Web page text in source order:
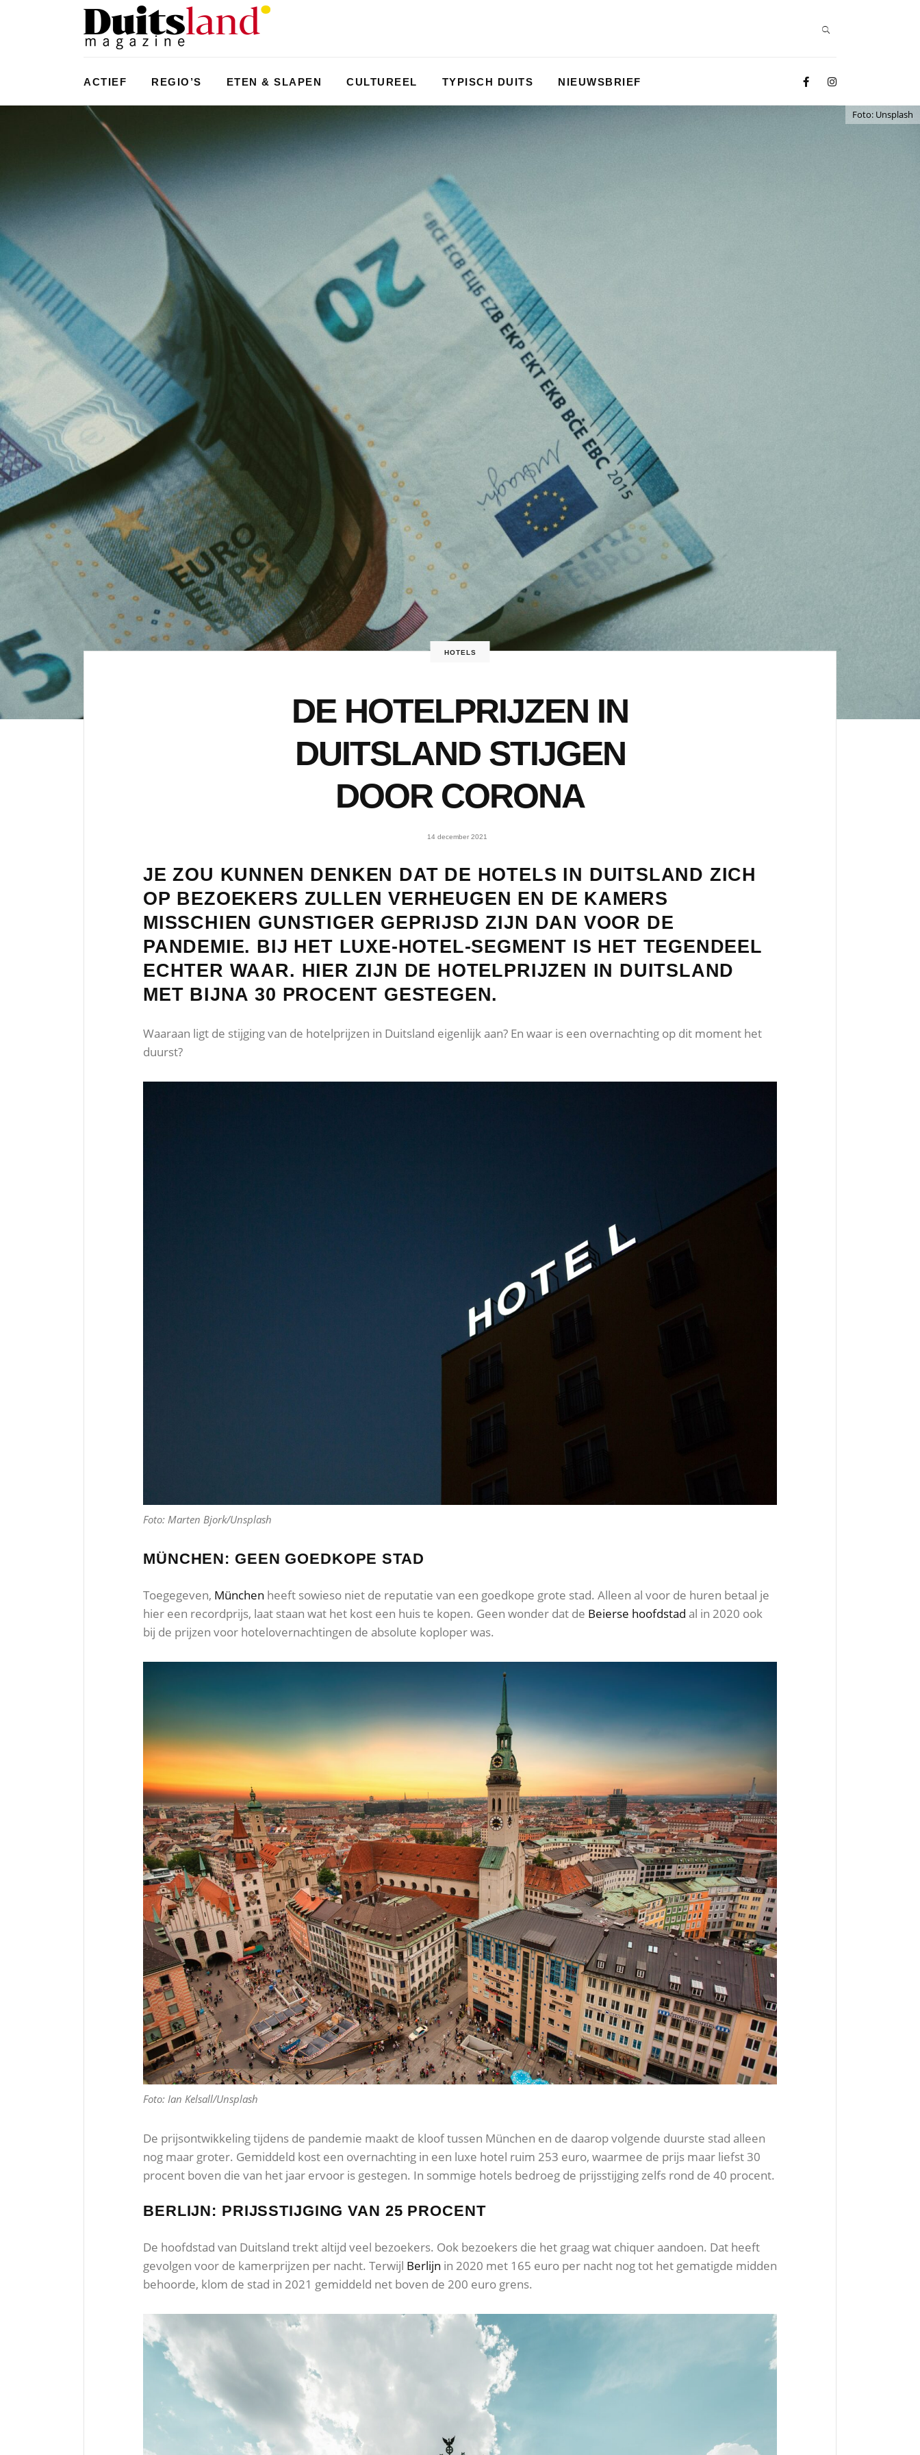
ACTIEF REGIO’S ETEN & SLAPEN CULTUREEL TYPISCH DUITS NIEUWSBRIEF
Foto: Unsplash
HOTELS
DE HOTELPRIJZEN IN
DUITSLAND STIJGEN
DOOR CORONA
14 december 2021
JE ZOU KUNNEN DENKEN DAT DE HOTELS IN DUITSLAND ZICH
OP BEZOEKERS ZULLEN VERHEUGEN EN DE KAMERS
MISSCHIEN GUNSTIGER GEPRIJSD ZIJN DAN VOOR DE
PANDEMIE. BIJ HET LUXE-HOTEL-SEGMENT IS HET TEGENDEEL
ECHTER WAAR. HIER ZIJN DE HOTELPRIJZEN IN DUITSLAND
MET BIJNA 30 PROCENT GESTEGEN.
Waaraan ligt de stijging van de hotelprijzen in Duitsland eigenlijk aan? En waar is een overnachting op dit moment het
duurst?
Foto: Marten Bjork/Unsplash
MÜNCHEN: GEEN GOEDKOPE STAD
Toegegeven, München heeft sowieso niet de reputatie van een goedkope grote stad. Alleen al voor de huren betaal je
hier een recordprijs, laat staan wat het kost een huis te kopen. Geen wonder dat de Beierse hoofdstad al in 2020 ook
bij de prijzen voor hotelovernachtingen de absolute koploper was.
Foto: Ian Kelsall/Unsplash
De prijsontwikkeling tijdens de pandemie maakt de kloof tussen München en de daarop volgende duurste stad alleen
nog maar groter. Gemiddeld kost een overnachting in een luxe hotel ruim 253 euro, waarmee de prijs maar liefst 30
procent boven die van het jaar ervoor is gestegen. In sommige hotels bedroeg de prijsstijging zelfs rond de 40 procent.
BERLIJN: PRIJSSTIJGING VAN 25 PROCENT
De hoofdstad van Duitsland trekt altijd veel bezoekers. Ook bezoekers die het graag wat chiquer aandoen. Dat heeft
gevolgen voor de kamerprijzen per nacht. Terwijl Berlijn in 2020 met 165 euro per nacht nog tot het gematigde midden
behoorde, klom de stad in 2021 gemiddeld net boven de 200 euro grens.